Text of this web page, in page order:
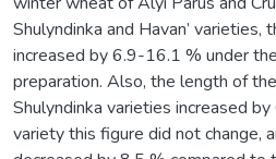
Shulyndinka and Havan’
increased by 6.9-16.1 % under
preparation. Also, the length of
Shulyndinka varieties increased
variety this figure did not change,